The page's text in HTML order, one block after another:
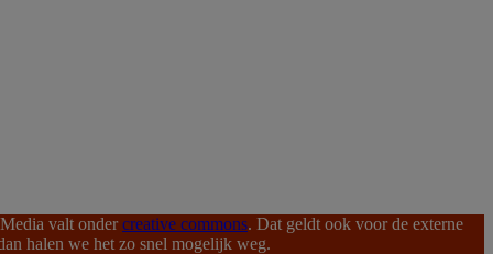
valt onder creative commons. Dat geldt ook voor de externe
halen we het zo snel mogelijk weg.